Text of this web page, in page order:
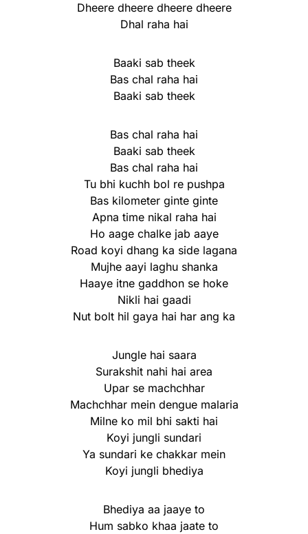
Dheere dheere dheere dheere
Dhal raha hai
Baaki sab theek
Bas chal raha hai
Baaki sab theek
Bas chal raha hai
Baaki sab theek
Bas chal raha hai
Tu bhi kuchh bol re pushpa
Bas kilometer ginte ginte
Apna time nikal raha hai
Ho aage chalke jab aaye
Road koyi dhang ka side lagana
Mujhe aayi laghu shanka
Haaye itne gaddhon se hoke
Nikli hai gaadi
Nut bolt hil gaya hai har ang ka
Jungle hai saara
Surakshit nahi hai area
Upar se machchhar
Machchhar mein dengue malaria
Milne ko mil bhi sakti hai
Koyi jungli sundari
Ya sundari ke chakkar mein
Koyi jungli bhediya
Bhediya aa jaaye to
Hum sabko khaa jaate to